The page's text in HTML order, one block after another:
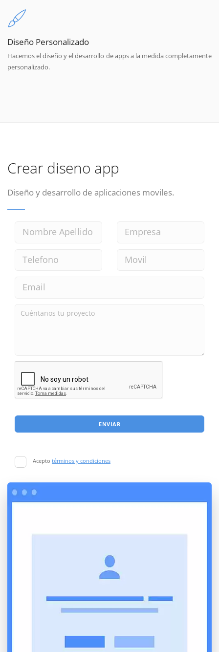
Diseño Personalizado
Hacemos el diseño y el desarrollo de apps a la medida completamente
personalizado.
Crear diseno app
Diseño y desarrollo de aplicaciones moviles.
ENVIAR
Acepto términos y condiciones